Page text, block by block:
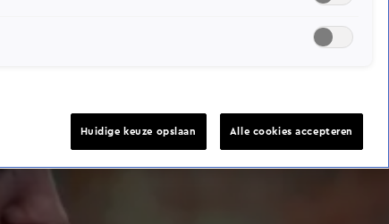
Huidige keuze opslaan Alle cookies accepteren